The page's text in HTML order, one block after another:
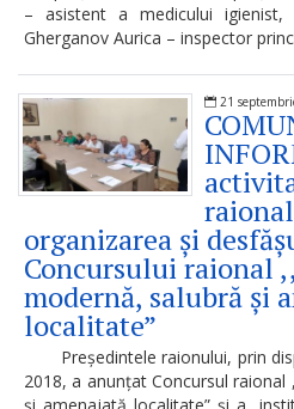
funcționarilor
publici
Linia
instituțională
pentru
informare
Transparență
decizională
– asistent a medicului igienist,
Gherganov Aurica – inspector
21
organizarea și
Concursului raional
modernă, salubră și
localitate”
Președintele raionului, prin
2018, a anunțat Concursul